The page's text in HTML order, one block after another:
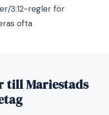
3:12-regler för
ofta
till Mariestads